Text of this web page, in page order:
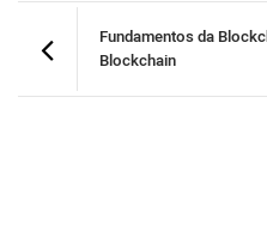
Fundamentos da
Blockchain